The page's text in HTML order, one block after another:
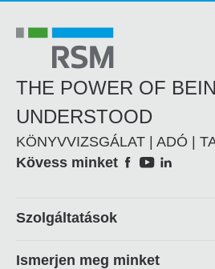
THE POWER OF
UNDERSTOOD
KÖNYVVIZSGÁLAT | ADÓ |
Social
Kövess minket
Footer
Szolgáltatások
Ismerjen meg minket